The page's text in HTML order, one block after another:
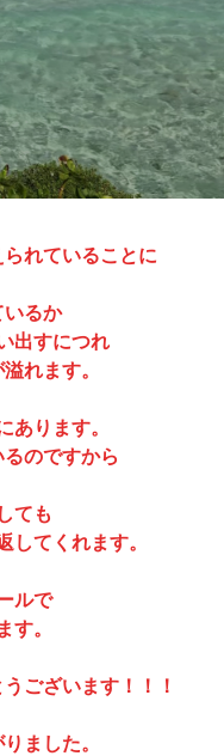
れていることに
いるか
出すにつれ
れます。
あります。
のですから
ても
してくれます。
ルで
す。
ございます！！！
ました。